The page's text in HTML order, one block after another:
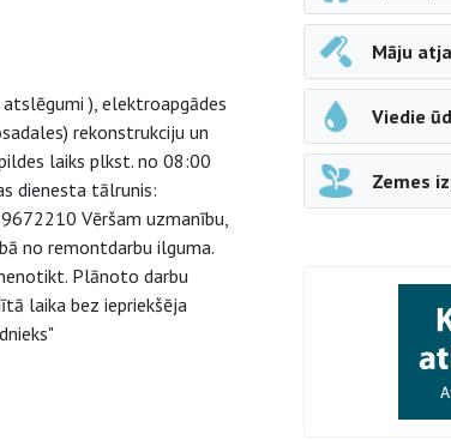
), elektroapgādes
rekonstrukciju un
laiks plkst. no 08:00
dienesta tālrunis:
Vēršam uzmanību,
no remontdarbu ilguma.
Plānoto darbu
laika bez iepriekšēja
Māju
Viedie
Zemes